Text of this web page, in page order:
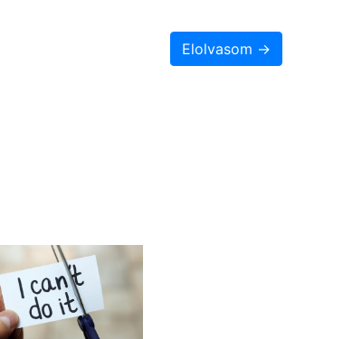
Elolvasom →